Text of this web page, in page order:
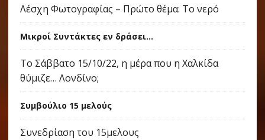
Λέσχη Φωτογραφίας – Πρώτο θέμα: Το νερό
Μικροί Συντάκτες εν δράσει...
Το Σάββατο 15/10/22, η μέρα που η Χαλκίδα
θύμιζε… Λονδίνο;
Συμβούλιο 15 μελούς
Συνεδρίαση του 15μελους